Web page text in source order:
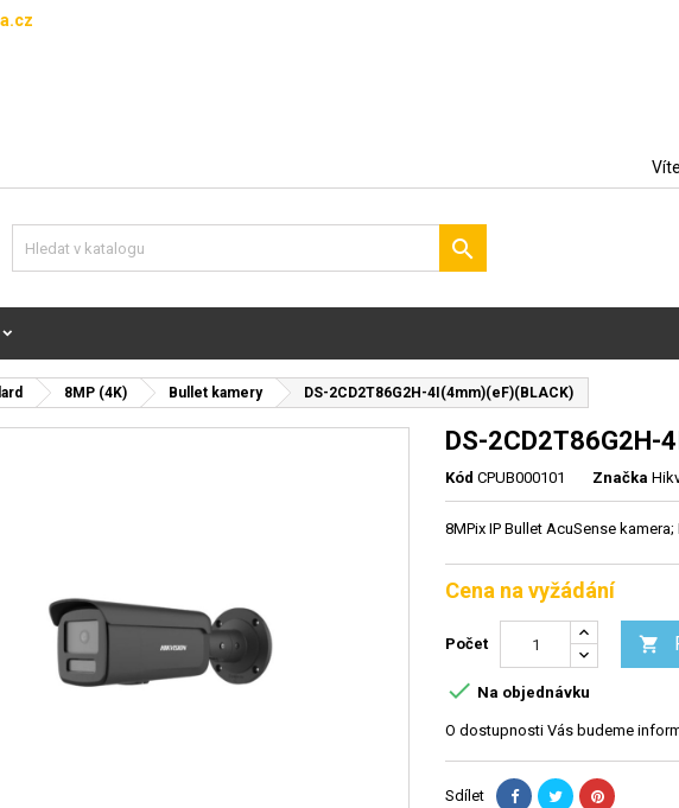

8MP (4K) Bullet kamery DS-2CD2T86G2H-4I(4mm)(eF)(BLACK)
DS-2CD2T86G2H-
Kód CPUB000101 Značka
8MPix IP Bullet AcuSense kamera;
Cena na vyžádání
Počet 
 Na objednávku
O dostupnosti Vás budeme
Sdílet